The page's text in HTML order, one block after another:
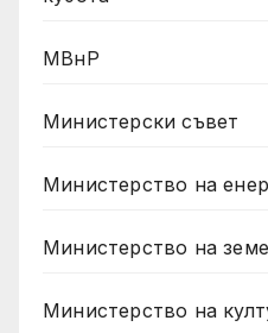
МВнР
Министерски съвет
Министерство на
Министерство на
Министерство на